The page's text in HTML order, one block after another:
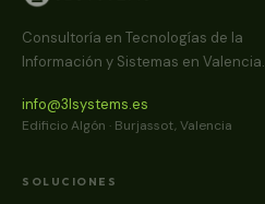
Consultoría en Tecnologías de la
Información y Sistemas en Valencia.
info@3lsystems.es
Edificio Algón · Burjassot, Valencia
SOLUCIONES